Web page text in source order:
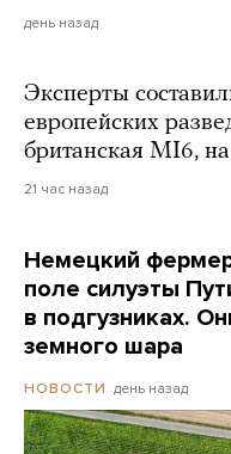
день назад
Эксперты
европейских
британская MI6,
21 час назад
Немецкий
поле силуэты
в подгузниках.
земного шара
НОВОСТИ день назад